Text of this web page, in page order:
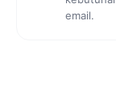
email.